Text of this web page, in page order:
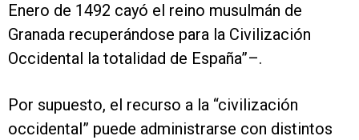
Enero de 1492 cayó el reino musulmán de
Granada recuperándose para la Civilización
Occidental la totalidad de España”–.
Por supuesto, el recurso a la “civilización
occidental” puede administrarse con distintos